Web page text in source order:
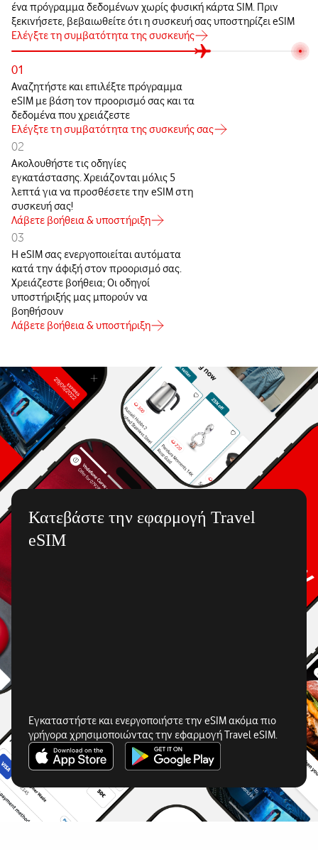
ένα πρόγραμμα δεδομένων χωρίς φυσική κάρτα SIM. Πριν
ξεκινήσετε, βεβαιωθείτε ότι η συσκευή σας υποστηρίζει eSIM
Ελέγξτε τη συμβατότητα της συσκευής
01
Αναζητήστε και επιλέξτε πρόγραμμα
eSIM με βάση τον προορισμό σας και τα
δεδομένα που χρειάζεστε
Ελέγξτε τη συμβατότητα της συσκευής σας
02
Ακολουθήστε τις οδηγίες
εγκατάστασης. Χρειάζονται μόλις 5
λεπτά για να προσθέσετε την eSIM στη
συσκευή σας!
Λάβετε βοήθεια & υποστήριξη
03
Η eSIM σας ενεργοποιείται αυτόματα
κατά την άφιξή στον προορισμό σας.
Χρειάζεστε βοήθεια; Οι οδηγοί
υποστήριξής μας μπορούν να
βοηθήσουν
Λάβετε βοήθεια & υποστήριξη
Κατεβάστε την εφαρμογή Travel
eSIM
Εγκαταστήστε και ενεργοποιήστε την eSIM ακόμα πιο
γρήγορα χρησιμοποιώντας την εφαρμογή Travel eSIM.